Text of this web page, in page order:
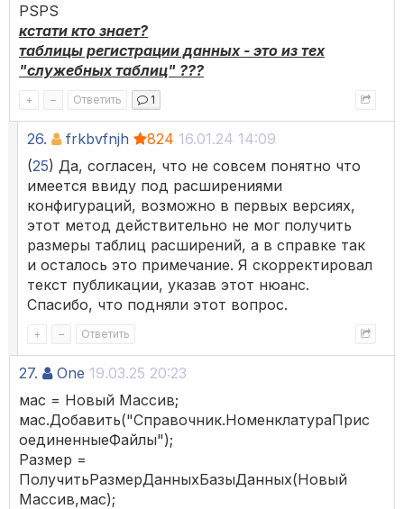
PSPS
кстати кто знает?
таблицы регистрации данных - это из тех
"служебных таблиц" ???
+ – Ответить 1
26. frkbvfnjh 824 16.01.24 14:09
(25) Да, согласен, что не совсем понятно что
имеется ввиду под расширениями
конфигураций, возможно в первых версиях,
этот метод действительно не мог получить
размеры таблиц расширений, а в справке так
и осталось это примечание. Я скорректировал
текст публикации, указав этот нюанс.
Спасибо, что подняли этот вопрос.
+ – Ответить
27. One 19.03.25 20:23
мас = Новый Массив;
мас.Добавить("Справочник.НоменклатураПрис
оединенныеФайлы");
Размер =
ПолучитьРазмерДанныхБазыДанных(Новый
Массив,мас);